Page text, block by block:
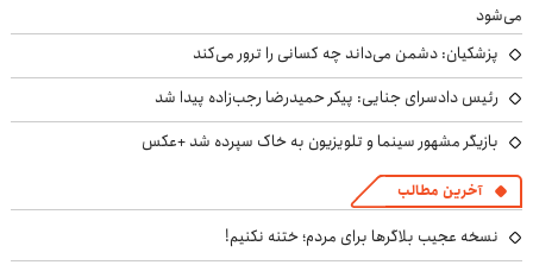
می‌شود
پزشکیان: دشمن می‌داند چه کسانی را ترور می‌کند
رئیس دادسرای جنایی: پیکر حمیدرضا رجب‌زاده پیدا شد
بازیگر مشهور سینما و تلویزیون به خاک سپرده شد +عکس
آخرین مطالب
نسخه عجیب بلاگرها برای مردم؛ ختنه نکنیم!